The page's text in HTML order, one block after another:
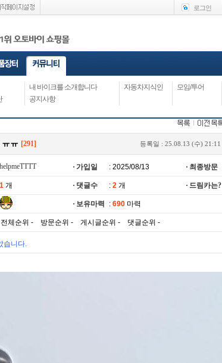
로그인
내 바이크를 소개합니다
공지사항
자동차지식인 모임/투어
ㅠ [291] 등록일 : 25.08.13 (수) 21:11
helpmeTTTT 가입일 : 2025/08/13 최종방문
1 개 댓글수 : 2 개 드림카는?
보유마력 : 690 마력
전체순위 - 방문순위 - 게시글순위 - 댓글순위 -
습니다.